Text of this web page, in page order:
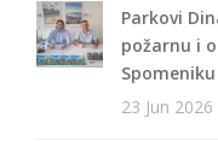
Parkovi
požarnu i
23 Jun 2026